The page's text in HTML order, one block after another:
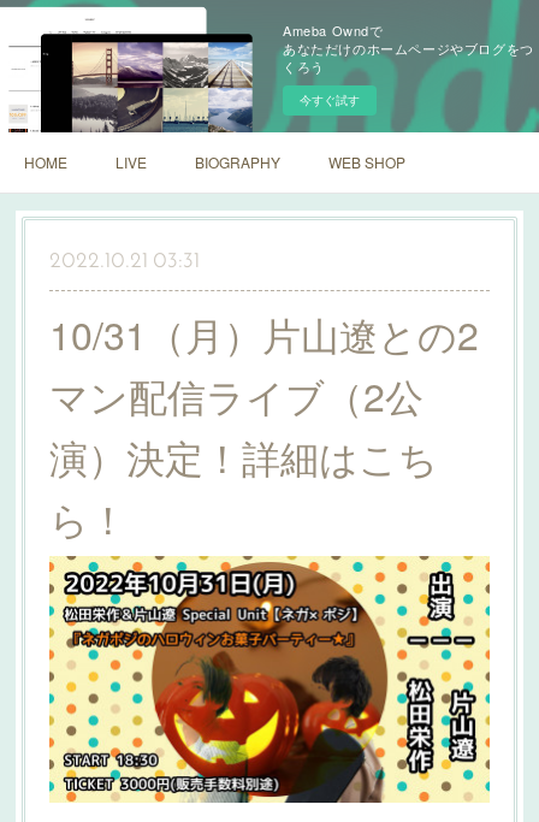
Ameba Owndで
あなただけのホームページやブログをつ
くろう
今すぐ試す
HOME LIVE BIOGRAPHY WEB SHOP
2022.10.21 03:31
10/31（月）片山遼との2
マン配信ライブ（2公
演）決定！詳細はこち
ら！